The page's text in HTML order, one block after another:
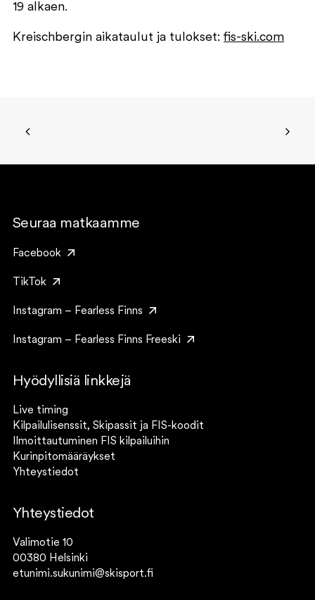
19 alkaen.
Kreischbergin aikataulut ja tulokset: fis-ski.com
Seuraa matkaamme
Facebook
TikTok
Instagram – Fearless Finns
Instagram – Fearless Finns Freeski
Hyödyllisiä linkkejä
Live timing
Kilpailulisenssit, Skipassit ja FIS-koodit
Ilmoittautuminen FIS kilpailuihin
Kurinpitomääräykset
Yhteystiedot
Yhteystiedot
Valimotie 10
00380 Helsinki
etunimi.sukunimi@skisport.fi